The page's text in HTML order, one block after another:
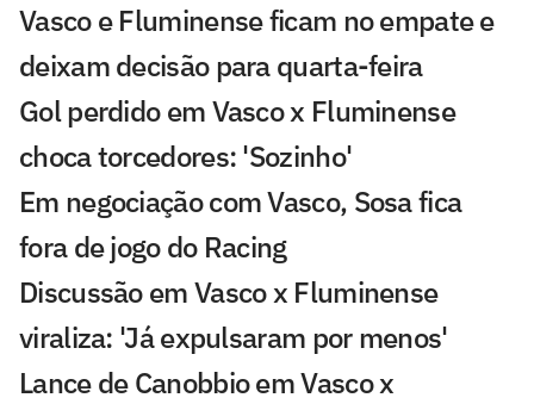
Vasco e Fluminense ficam no empate e
deixam decisão para quarta-feira
Gol perdido em Vasco x Fluminense
choca torcedores: 'Sozinho'
Em negociação com Vasco, Sosa fica
fora de jogo do Racing
Discussão em Vasco x Fluminense
viraliza: 'Já expulsaram por menos'
Lance de Canobbio em Vasco x